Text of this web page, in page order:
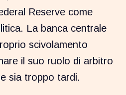
Reserve come
La banca centrale
scivolamento
il suo ruolo di arbitro
sia troppo tardi.